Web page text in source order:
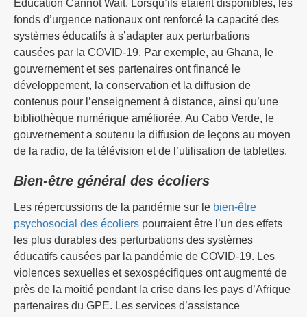
Education Cannot Wait. Lorsqu’ils étaient disponibles, les
fonds d’urgence nationaux ont renforcé la capacité des
systèmes éducatifs à s’adapter aux perturbations
causées par la COVID-19. Par exemple, au Ghana, le
gouvernement et ses partenaires ont financé le
développement, la conservation et la diffusion de
contenus pour l’enseignement à distance, ainsi qu’une
bibliothèque numérique améliorée. Au Cabo Verde, le
gouvernement a soutenu la diffusion de leçons au moyen
de la radio, de la télévision et de l’utilisation de tablettes.
Bien-être général des écoliers
Les répercussions de la pandémie sur le bien-être
psychosocial des écoliers pourraient être l’un des effets
les plus durables des perturbations des systèmes
éducatifs causées par la pandémie de COVID-19. Les
violences sexuelles et sexospécifiques ont augmenté de
près de la moitié pendant la crise dans les pays d’Afrique
partenaires du GPE. Les services d’assistance